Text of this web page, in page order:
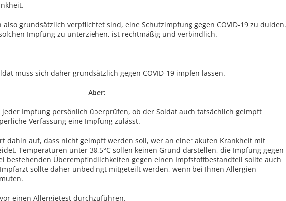
also grundsätzlich verpflichtet sind, eine Schutzimpfung gegen COVID-19 zu dulden.
Impfung zu unterziehen, ist rechtmäßig und verbindlich.
muss sich daher grundsätzlich gegen COVID-19 impfen lassen.
Aber:
jeder Impfung persönlich überprüfen, ob der Soldat auch tatsächlich geimpft
Verfassung eine Impfung zulässt.
dahin auf, dass nicht geimpft werden soll, wer an einer akuten Krankheit mit
Temperaturen unter 38,5°C sollen keinen Grund darstellen, die Impfung gegen
bestehenden Überempfindlichkeiten gegen einen Impfstoffbestandteil sollte auch
sollte daher unbedingt mitgeteilt werden, wenn bei Ihnen Allergien
einen Allergietest durchzuführen.